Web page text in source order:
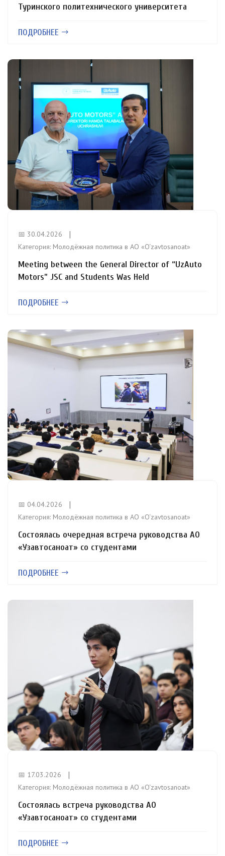
Туринского политехнического университета
ПОДРОБНЕЕ
📅 30.04.2026
Категория: Молодёжная политика в АО «O‘zavtosanoat»
Meeting between the General Director of “UzAuto
Motors” JSC and Students Was Held
ПОДРОБНЕЕ
📅 04.04.2026
Категория: Молодёжная политика в АО «O‘zavtosanoat»
Состоялась очередная встреча руководства АО
«Узавтосаноат» со студентами
ПОДРОБНЕЕ
📅 17.03.2026
Категория: Молодёжная политика в АО «O‘zavtosanoat»
Состоялась встреча руководства АО
«Узавтосаноат» со студентами
ПОДРОБНЕЕ